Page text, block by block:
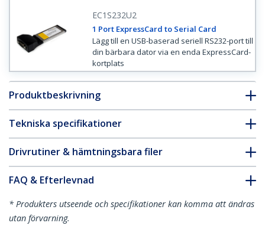
EC1S232U2
1 Port ExpressCard to Serial Card
Lägg till en USB-baserad seriell RS232-port till
din bärbara dator via en enda ExpressCard-
kortplats
Produktbeskrivning
Tekniska specifikationer
Drivrutiner & hämtningsbara filer
FAQ & Efterlevnad
* Produkters utseende och specifikationer kan komma att ändras
utan förvarning.